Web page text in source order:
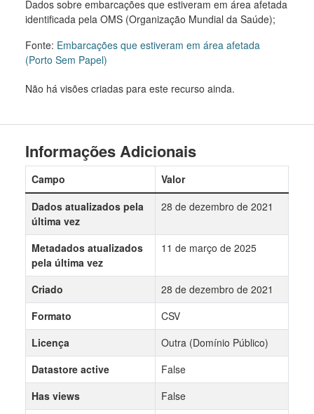
Dados sobre embarcações que estiveram em área afetada
identificada pela OMS (Organização Mundial da Saúde);
Fonte: Embarcações que estiveram em área afetada
(Porto Sem Papel)
Não há visões criadas para este recurso ainda.
Informações Adicionais
Campo
Valor
Dados atualizados pela
última vez
28 de dezembro de 2021
Metadados atualizados
pela última vez
11 de março de 2025
Criado
28 de dezembro de 2021
Formato
CSV
Licença
Outra (Domínio Público)
Datastore active
False
Has views
False